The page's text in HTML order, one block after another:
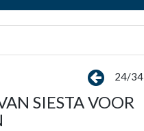
24/34
SIESTA VOOR